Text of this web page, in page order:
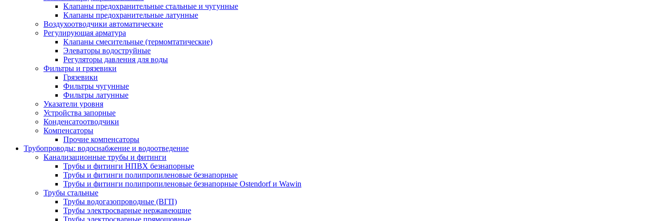
Клапаны предохранительные стальные и чугунные
Клапаны предохранительные латунные
Воздухоотводчики автоматические
Регулирующая арматура
Клапаны смесительные (термомтатические)
Элеваторы водоструйные
Регуляторы давления для воды
Фильтры и грязевики
Грязевики
Фильтры чугунные
Фильтры латунные
Указатели уровня
Устройства запорные
Конденсатоотводчики
Компенсаторы
Прочие компенсаторы
Трубопроводы: водоснабжение и водоотведение
Канализационные трубы и фитинги
Трубы и фитинги НПВХ безнапорные
Трубы и фитинги полипропиленовые безнапорные
Трубы и фитинги полипропиленовые безнапорные Ostendorf и Wawin
Трубы стальные
Трубы водогазопроводные (ВГП)
Трубы электросварные нержавеющие
Трубы электросварные прямошовные